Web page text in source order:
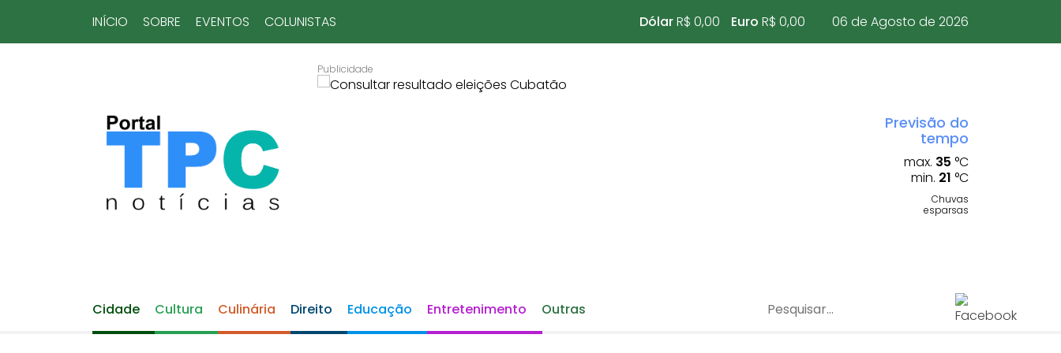
INÍCIO SOBRE EVENTOS COLUNISTAS DólarR$ 0,00 Euro R$ 0,00 06 de Agosto de 2026
Previsão do
tempo
max. 35 °C
min. 21 °C
Chuvas
esparsas
Cidade Cultura Culinária Direito Educação Entretenimento Outras